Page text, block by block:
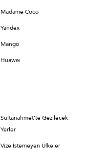
Madame Coco
Yandex
Mango
Huaweı
Sultanahmet’te Gezilecek
Yerler
Vize İstemeyen Ülkeler